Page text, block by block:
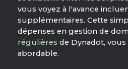
vous voyez à l'avance
supplémentaires. Cette
dépenses en gestion de
régulières de Dynadot,
abordable.